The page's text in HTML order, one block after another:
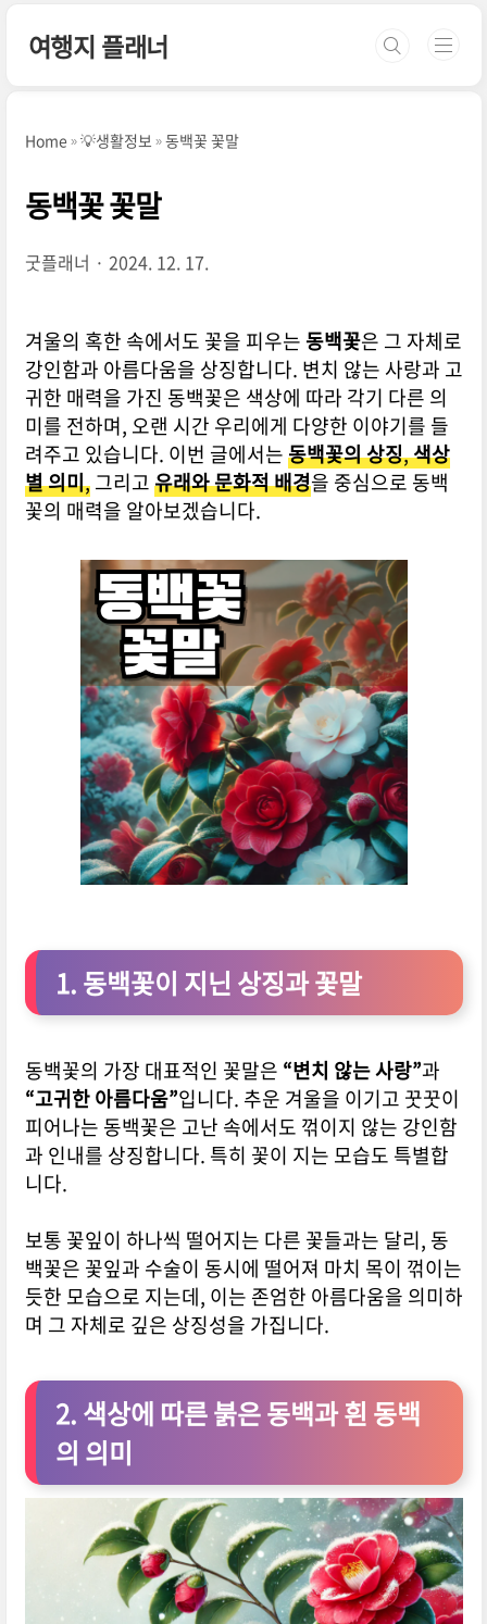
여행지 플래너
Home 💡생활정보 동백꽃 꽃말
동백꽃 꽃말
굿플래너 2024. 12. 17.
겨울의 혹한 속에서도 꽃을 피우는 동백꽃은 그 자체로
강인함과 아름다움을 상징합니다. 변치 않는 사랑과 고
귀한 매력을 가진 동백꽃은 색상에 따라 각기 다른 의
미를 전하며, 오랜 시간 우리에게 다양한 이야기를 들
려주고 있습니다. 이번 글에서는동백꽃의 상징,색상
별 의미,그리고유래와 문화적 배경을 중심으로 동백
꽃의 매력을 알아보겠습니다.
1. 동백꽃이 지닌 상징과 꽃말
동백꽃의 가장 대표적인 꽃말은 “변치 않는 사랑”과
“고귀한 아름다움”입니다. 추운 겨울을 이기고 꿋꿋이
피어나는 동백꽃은 고난 속에서도 꺾이지 않는 강인함
과 인내를 상징합니다. 특히 꽃이 지는 모습도 특별합
니다.
보통 꽃잎이 하나씩 떨어지는 다른 꽃들과는 달리, 동
백꽃은 꽃잎과 수술이 동시에 떨어져 마치 목이 꺾이는
듯한 모습으로 지는데, 이는 존엄한 아름다움을 의미하
며 그 자체로 깊은 상징성을 가집니다.
2. 색상에 따른 붉은 동백과 흰 동백
의 의미